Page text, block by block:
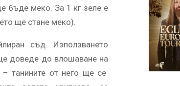
бъде меко. За 1 кг зеле е
ще стане меко).
съд. Използването
доведе до влошаване на
танините от него ще се